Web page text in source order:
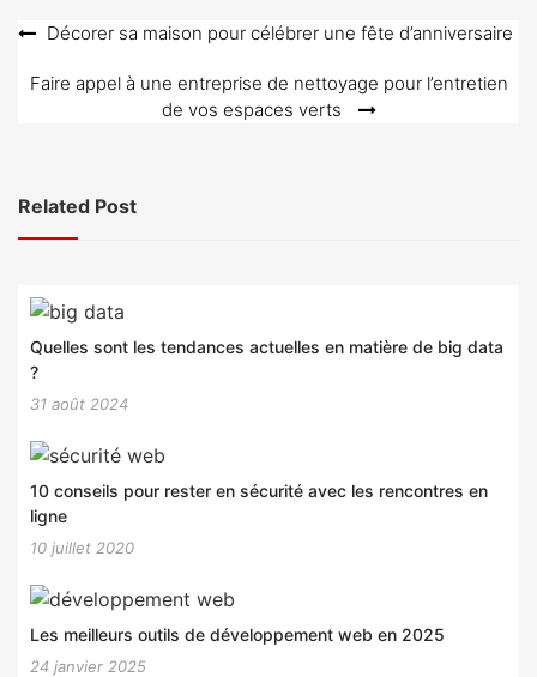
Navigation
de
Décorer sa maison pour célébrer une fête d’anniversaire
Faire appel à une entreprise de nettoyage pour l’entretien
de vos espaces verts
Related Post
Quelles sont les tendances actuelles en matière de big data
?
31 août 2024
10 conseils pour rester en sécurité avec les rencontres en
ligne
10 juillet 2020
Les meilleurs outils de développement web en 2025
24 janvier 2025